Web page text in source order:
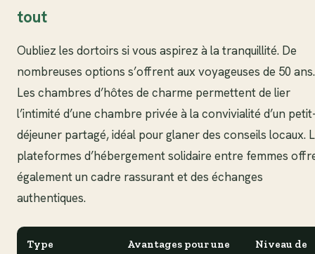
tout
Oubliez les dortoirs si vous aspirez à la tranquillité. De
nombreuses options s’offrent aux voyageuses de 50 ans.
Les chambres d’hôtes de charme permettent de lier
l’intimité d’une chambre privée à la convivialité d’un
déjeuner partagé, idéal pour glaner des conseils locaux.
plateformes d’hébergement solidaire entre femmes
également un cadre rassurant et des échanges
authentiques.
Type
Avantages pour une
Niveau de